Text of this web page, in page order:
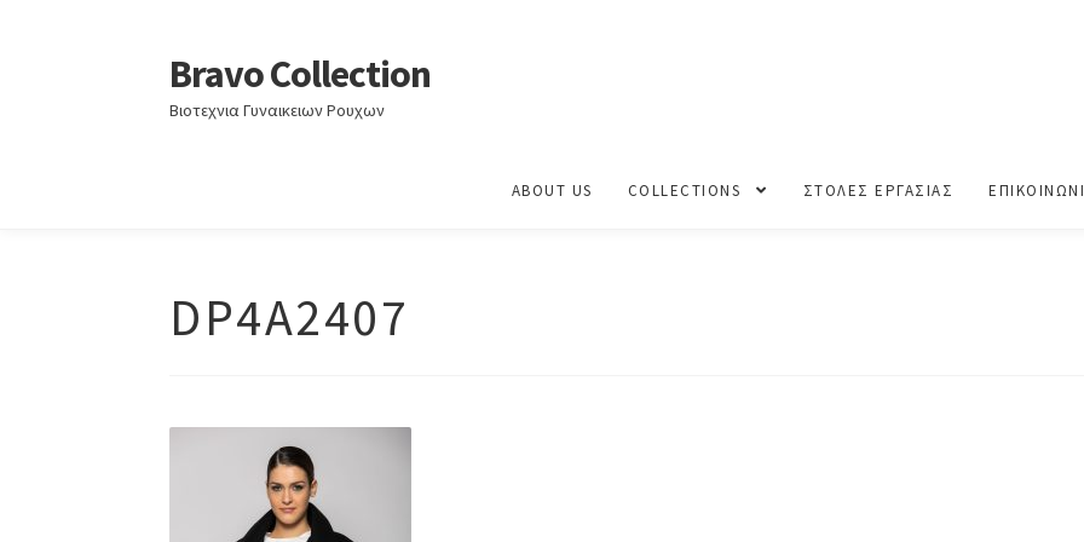
Skip
to
navigation
Skip
to
content
Bravo Collection
Βιοτεχνια Γυναικειων Ρουχων
ABOUT US COLLECTIONS ΣΤΟΛΕΣ ΕΡΓΑΣΙΑΣ
DP4A2407